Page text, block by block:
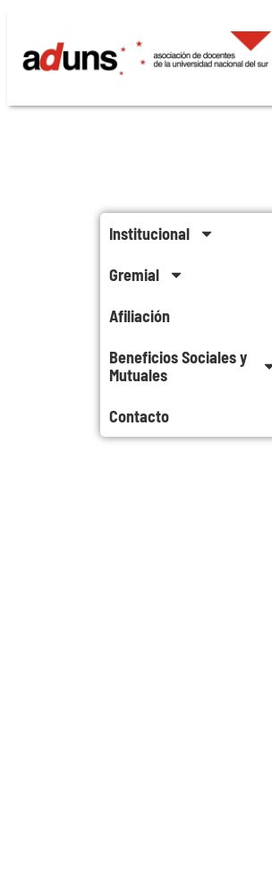
Institucional
Gremial
Afiliación
Beneficios Sociales y
Mutuales
Contacto